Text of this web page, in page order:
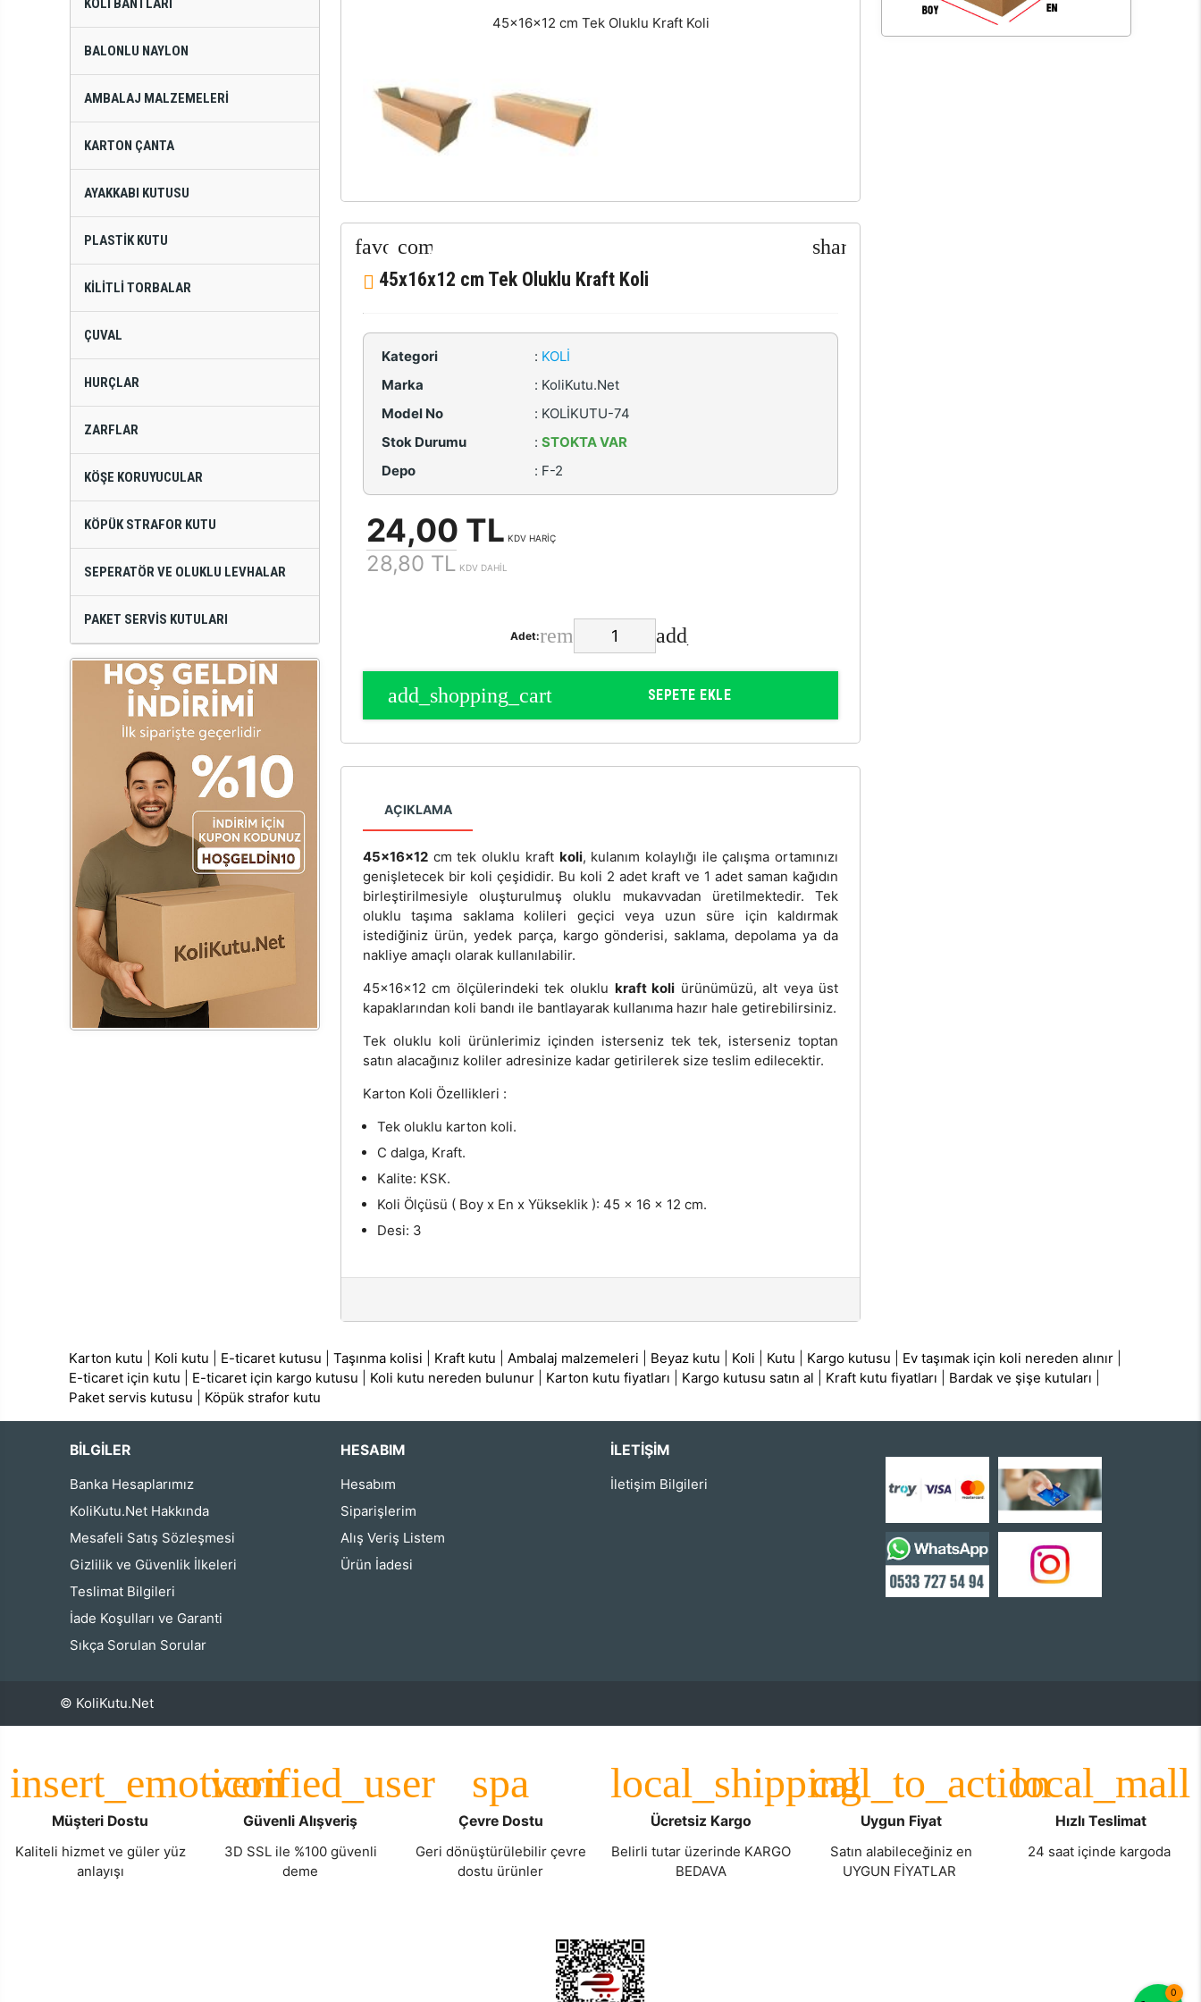
0
KOLI BANTLARI
BALONLU NAYLON
AMBALAJ MALZEMELERI
KARTON ÇANTA
AYAKKABI KUTUSU
PLASTIK KUTU
KILITLI TORBALAR
ÇUVAL
HURÇLAR
ZARFLAR
KÖŞE KORUYUCULAR
KÖPÜK STRAFOR KUTU
SEPERATÖR VE OLUKLU LEVHALAR
PAKET SERVIS KUTULARI
45x16x12 cm Tek Oluklu Kraft Koli
45x16x12 cm Tek Oluklu Kraft Koli
Kategori : KOLI
Marka
: KoliKutu.Net
Model No
: KOLİKUTU-74
Stok Durumu
: STOKTA VAR
Depo
: F-2
24,00 TL KDV HARİÇ
28,80 TL KDV DAHİL
Adet:
SEPETE EKLE
AÇIKLAMA
45x16x12cm tek oluklu kraft koli, kulanım kolaylığı ile çalışma ortamınızı
genişletecek bir koli çeşididir. Bu koli 2 adet kraft ve 1 adet saman kağıdın
birleştirilmesiyle oluşturulmuş oluklu mukavvadan üretilmektedir. Tek
oluklu taşıma saklama kolileri geçici veya uzun süre için kaldırmak
istediğiniz ürün, yedek parça, kargo gönderisi, saklama, depolama ya da
nakliye amaçlı olarak kullanılabilir.
45x16x12 cm ölçülerindeki tek oluklu kraft koli ürünümüzü, alt veya üst
kapaklarından koli bandı ile bantlayarak kullanıma hazır hale getirebilirsiniz.
Tek oluklu koli ürünlerimiz içinden isterseniz tek tek, isterseniz toptan
satın alacağınız koliler adresinize kadar getirilerek size teslim edilecektir.
Karton Koli Özellikleri :
Tek oluklu karton koli.
C dalga, Kraft.
Kalite: KSK.
Koli Ölçüsü ( Boy x En x Yükseklik ): 45 x 16 x 12 cm.
Desi: 3
Karton kutu Koli kutu E-ticaret kutusu |Taşınma kolisi Kraft kutu Ambalaj malzemeleri Beyaz kutu Koli Kutu Kargo kutusu Ev taşımak için koli nereden alınır
E-ticaret için kutu
E-ticaret için kargo kutusu Koli kutu nereden bulunur Karton kutu fiyatları Kargo kutusu satın al Kraft kutu fiyatları Bardak ve şişe kutuları
Paket servis kutusu
Köpük strafor kutu
BİLGİLER
Banka Hesaplarımız
KoliKutu.Net Hakkında
Mesafeli Satış Sözleşmesi
Gizlilik ve Güvenlik İlkeleri
Teslimat Bilgileri
İade Koşulları ve Garanti
Sıkça Sorulan Sorular
HESABIM
Hesabım
Siparişlerim
Alış Veriş Listem
Ürün İadesi
İLETIŞIM
İletişim Bilgileri
© KoliKutu.Net
Müşteri Dostu
Kaliteli hizmet ve güler yüz
anlayışı
Güvenli Alışveriş
3D SSL ile %100 güvenli
deme
Çevre Dostu
Geri dönüştürülebilir çevre
dostu ürünler
Ücretsiz Kargo
Belirli tutar üzerinde KARGO
BEDAVA
Uygun Fiyat
Satın alabileceğiniz en
UYGUN FİYATLAR
Hızlı Teslimat
24 saat içinde kargoda